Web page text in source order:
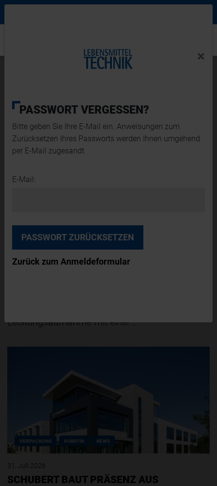
Home ×
PASSWORT VERGESSEN?
Bitte geben Sie Ihre E-Mail ein. Anweisungen zum
Zurücksetzen Ihres Passworts werden Ihnen umgehend
per E-Mail zugesandt.
E-Mail:
Zurück zum Anmeldeformular
PRODUKTE
03. August 2026
REDUZIERUNG DES ENERGIEVERBRAUCHS
Leistungsaufnahme mit einer…
VERPACKUNG ROBOTIK NEWS
31. Juli 2026
SCHUBERT BAUT PRÄSENZ AUS